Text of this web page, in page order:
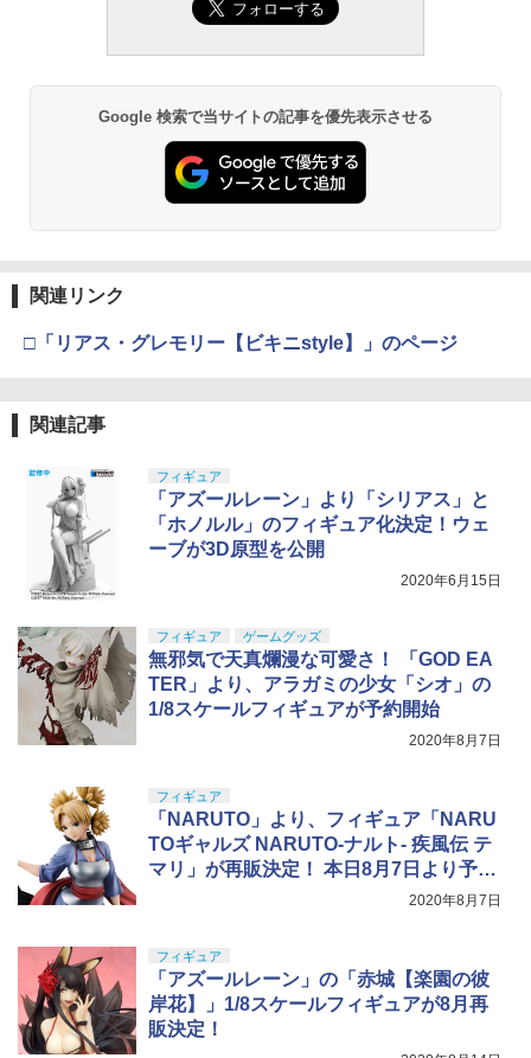
98Plus (イングラム・プラス) 色分け済
みプラモデル
BANDAI SPIRITS(バンダイ スピリッツ)
HGAW 機動新世紀ガンダムX ガンダムエ
アマスター 1/144スケール 色分け済みプ
4
HG 機動戦士ガンダム00 グラハム専用ユ
BANDAI SPIRITS(バンダイスピリッツ)
30MS SIS-H00 セスティエ[カラーC] 色
分け済みプラモデル
小銃 18歳以上 ガスブローバック
￥240,000
東京マルイ(TOKYO MARUI) No.21 H&K
USP HG 18歳以上エアーHOPハンドガン
￥3,409
4
動
上 電動ブローバック フルオート
￥3,815
タミヤ クラフトツールシリーズ No.123
先細薄刃ニッパー (ゲートカット用) プラ
モデル用工具 74123
8ml ホビー用仕上材 B603
5
タミヤ(TAMIYA) メイクアップ材シリー
ズ No.3 タミヤセメント(角びん) 40ml 模
型用接着剤 87003
￥184
Google 検索で当サイトの記事を優先表示させる
関連リンク
□「リアス・グレモリー【ビキニstyle】」のページ
関連記事
フィギュア
「アズールレーン」より「シリアス」と
「ホノルル」のフィギュア化決定！ウェ
ーブが3D原型を公開
2020年6月15日
フィギュア ゲームグッズ
無邪気で天真爛漫な可愛さ！ 「GOD EA
TER」より、アラガミの少女「シオ」の
1/8スケールフィギュアが予約開始
2020年8月7日
フィギュア
「NARUTO」より、フィギュア「NARU
TOギャルズ NARUTO‐ナルト‐ 疾風伝 テ
マリ」が再販決定！ 本日8月7日より予約
2020年8月7日
フィギュア
「アズールレーン」の「赤城【楽園の彼
岸花】」1/8スケールフィギュアが8月再
販決定！